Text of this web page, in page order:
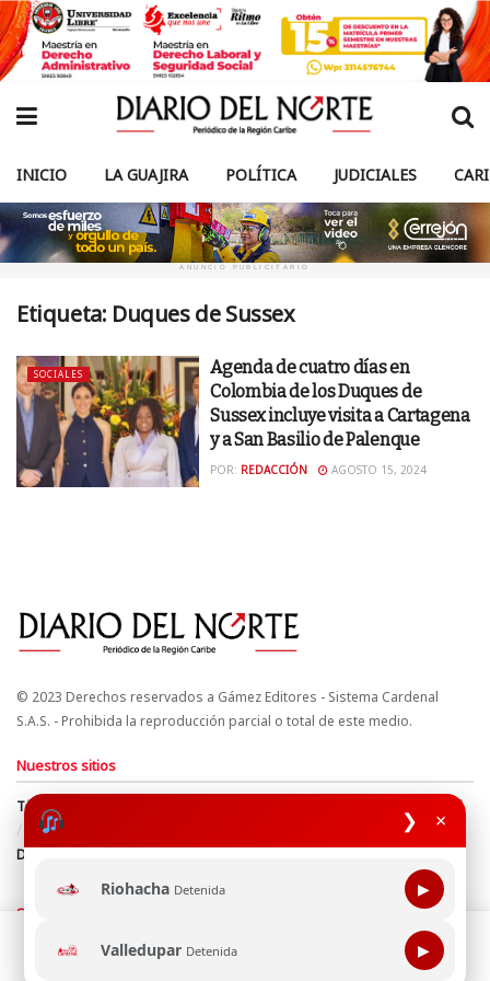
❯ ×
Riohacha Detenida ▶
Valledupar Detenida ▶
INICIO LA GUAJIRA POLÍTICA JUDICIALES
ANUNCIO PUBLICITARIO
Etiqueta: Duques de Sussex
SOCIALES
Agenda de cuatro días en
Colombia de los Duques de
Sussex incluye visita a Cartagena
y a San Basilio de Palenque
POR: REDACCIÓN AGOSTO 15, 2024
© 2023 Derechos reservados a Gámez Editores - Sistema Cardenal
S.A.S. - Prohibida la reproducción parcial o total de este medio.
Nuestros sitios
Términos y Condiciones
Derechos de Autor y Propiedad Intelectual
Política de uso de cookies
Política de Tratamiento de Datos
Directrices Editoriales
Síguenos
Esta página web usa cookie para mejorar tu experiencia de
navegación, al continuar aceptas nuestra política de uso de